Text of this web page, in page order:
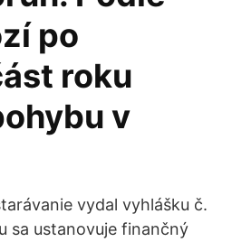
po
roku
v
vydal vyhlášku č.
sa ustanovuje finančný